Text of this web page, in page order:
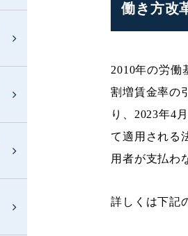
働き方改
2010年の労働
割増賃金率の
り、2023年4
て適用される
用者が支払わ
詳しくは下記